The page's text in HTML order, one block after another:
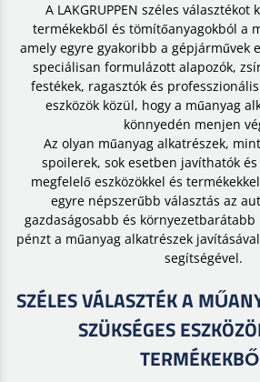
A LAKGRUPPEN széles választékot
termékekből és tömítőanyagokból a
amely egyre gyakoribb a gépjárművek
speciálisan formulázott alapozók,
festékek, ragasztók és
eszközök közül, hogy a műanyag
könnyedén menjen
Az olyan műanyag alkatrészek,
spoilerek, sok esetben javíthatók
megfelelő eszközökkel és
egyre népszerűbb választás az
gazdaságosabb és
pénzt a műanyag alkatrészek
segítségével.
SZÉLES VÁLASZTÉK A
SZÜKSÉGES